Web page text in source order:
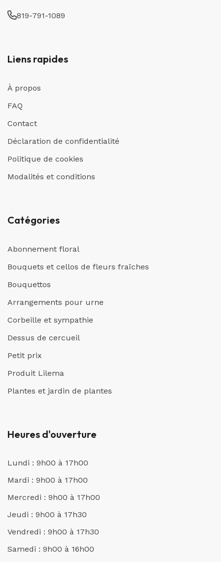
819-791-1089
Liens rapides
À propos
FAQ
Contact
Déclaration de confidentialité
Politique de cookies
Modalités et conditions
Catégories
Abonnement floral
Bouquets et cellos de fleurs fraîches
Bouquettos
Arrangements pour urne
Corbeille et sympathie
Dessus de cercueil
Petit prix
Produit Lilema
Plantes et jardin de plantes
Heures d'ouverture
Lundi : 9h00 à 17h00
Mardi : 9h00 à 17h00
Mercredi : 9h00 à 17h00
Jeudi : 9h00 à 17h30
Vendredi : 9h00 à 17h30
Samedi : 9h00 à 16h00